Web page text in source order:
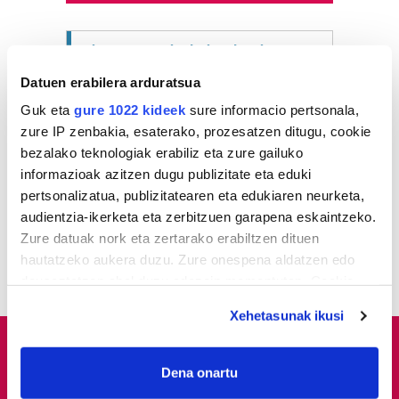
Datuen erabilera arduratsua
Guk eta gure 1022 kideek sure informacio pertsonala,
zure IP zenbakia, esaterako, prozesatzen ditugu, cookie
bezalako teknologiak erabiliz eta zure gailuko
informazioak azitzen dugu publizitate eta eduki
pertsonalizatua, publizitatearen eta edukiaren neurketa,
audientzia-ikerketa eta zerbitzuen garapena eskaintzeko.
Zure datuak nork eta zertarako erabiltzen dituen
hautatzeko aukera duzu. Zure onespena aldatzen edo
If you allow, we would also like to:
Collect information about your geographical
Xehetasunak ikusi
Dena onartu
Azken egunetako irakurrienak
1
Udaltzaingoa haien aurka
jazartu dela
2 Dunkel und licht
3
Donostiarrek eklipsea
ikusteko planik dute?